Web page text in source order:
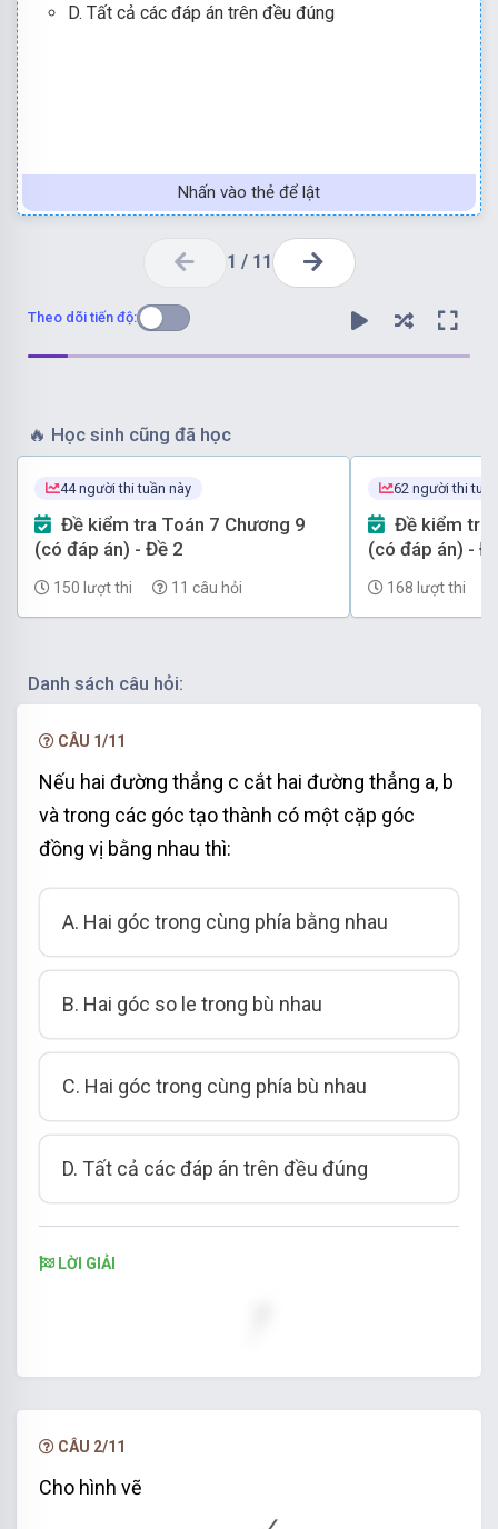
D. Tất cả các đáp án trên đều đúng
Nhấn vào thẻ để lật
Theo dõi tiến độ:
1 / 11
🔥 Học sinh cũng đã học
44 người thi tuần này
(có đáp án) - Đề 2
150 lượt thi 11 câu hỏi
62 người thi
(có đáp án) -
168 lượt thi
Danh sách câu hỏi:
CÂU 1/11
Nếu hai đường thẳng c cắt hai đường thẳng a, b
và trong các góc tạo thành có một cặp góc
đồng vị bằng nhau thì:
A. Hai góc trong cùng phía bằng nhau
B. Hai góc so le trong bù nhau
C. Hai góc trong cùng phía bù nhau
D. Tất cả các đáp án trên đều đúng
LỜI GIẢI
CÂU 2/11
Cho hình vẽ